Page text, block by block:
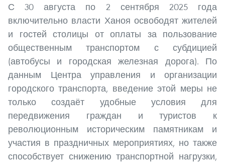
С 30 августа по 2 сентября 2025 года
включительно власти Ханоя освободят жителей
и гостей столицы от оплаты за пользование
общественным транспортом с субдицией
(автобусы и городская железная дорога). По
данным Центра управления и организации
городского транспорта, введение этой меры не
только создаёт удобные условия для
передвижения граждан и туристов к
революционным историческим памятникам и
участия в праздничных мероприятиях, но также
способствует снижению транспортной нагрузки,